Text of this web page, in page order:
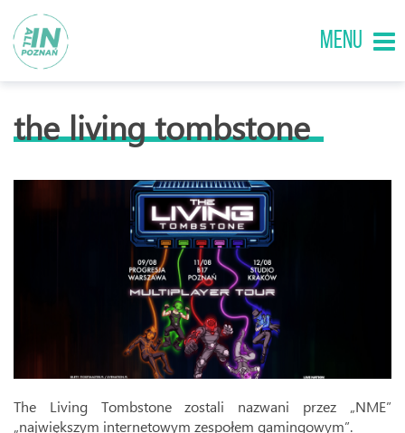
MENU
the living tombstone
The Living Tombstone zostali nazwani przez „NME”
„największym internetowym zespołem gamingowym”.